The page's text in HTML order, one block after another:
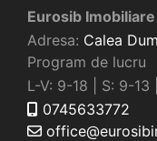
Eurosib Imobiliare
Adresa: Calea
Program de lucru
L-V: 9-18 | S: 9-13
0745633772